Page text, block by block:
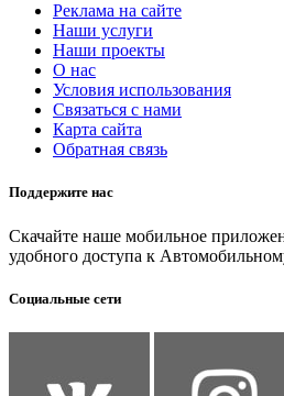
Реклама на сайте
Наши услуги
Наши проекты
О нас
Условия использования
Связаться с нами
Карта сайта
Обратная связь
Поддержите нас
Скачайте наше мобильное
удобного доступа к
Социальные сети